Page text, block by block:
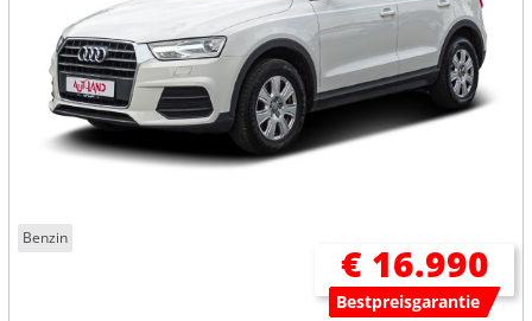
Benzin
€ 16.990
Bestpreisgarantie